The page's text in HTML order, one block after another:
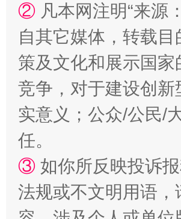
扯下公款旅游的“隐身衣”
② 凡本网注明“来源
自其它媒体，转载
策及文化和展示国
竞争，对于建设创
实意义；公众/公民/
任。
③ 如你所反映投诉
法规或不文明用语